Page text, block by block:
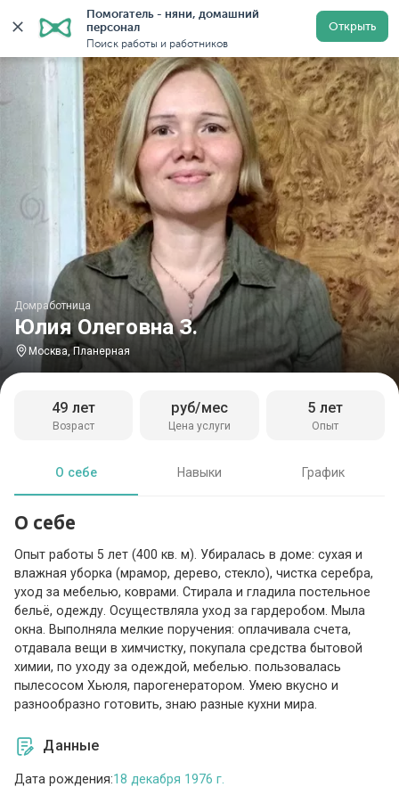
Помогатель - няни, домашний
персонал
Поиск работы и работников
Открыть
Главная Домработницы Домработницы в Москве
Юлия Олеговна З.
Домработница
Москва, Планерная
Возраст
49 лет
Цена услуги
руб/мес
Опыт
5 лет
О себе Навыки График
О себе
Опыт работы 5 лет (400 кв. м). Убиралась в доме: сухая и
влажная уборка (мрамор, дерево, стекло), чистка серебра,
уход за мебелью, коврами. Стирала и гладила постельное
бельё, одежду. Осуществляла уход за гардеробом. Мыла
окна. Выполняла мелкие поручения: оплачивала счета,
отдавала вещи в химчистку, покупала средства бытовой
химии, по уходу за одеждой, мебелью. пользовалась
пылесосом Хьюля, парогенератором. Умею вкусно и
разнообразно готовить, знаю разные кухни мира.
Данные
Дата рождения:18 декабря 1976 г.